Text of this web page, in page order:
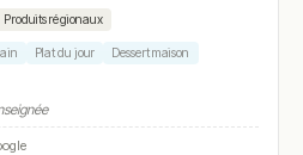
Produits régionaux
Plat du jour Dessert maison